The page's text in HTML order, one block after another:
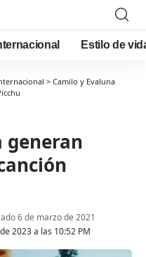
Estilo de
> Camilo y Evaluna
generan
2023 a las 10:52 PM
6 de marzo de 2021